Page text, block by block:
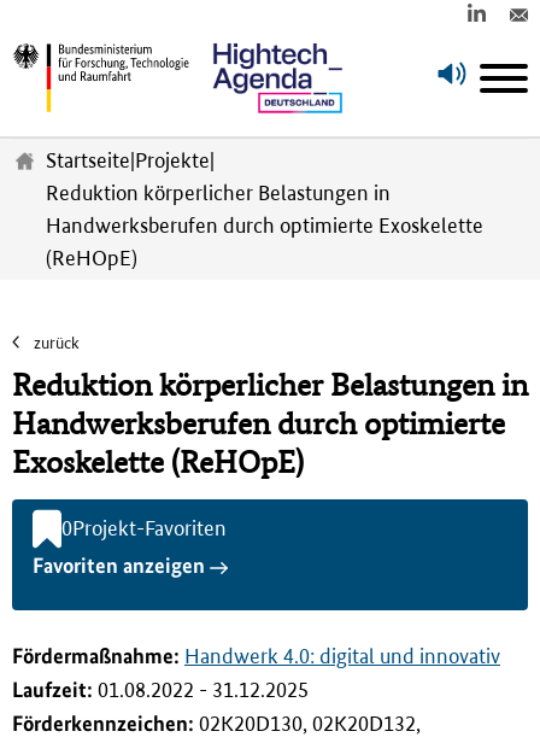
Startseite Projekte
Reduktion körperlicher Belastungen in
Handwerksberufen durch optimierte Exoskelette
(ReHOpE)
zurück
Reduktion körperlicher Belastungen in
Handwerksberufen durch optimierte
Exoskelette (ReHOpE)
0Projekt-Favoriten
Favoriten anzeigen
Fördermaßnahme: Handwerk 4.0: digital und innovativ
Laufzeit: 01.08.2022 - 31.12.2025
Förderkennzeichen: 02K20D130, 02K20D132,